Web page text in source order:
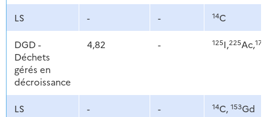
LS - - 14C
DGD -
Déchets
gérés en
décroissance
4,82 - 125I,225Ac,177
LS - - 14C, 153Gd